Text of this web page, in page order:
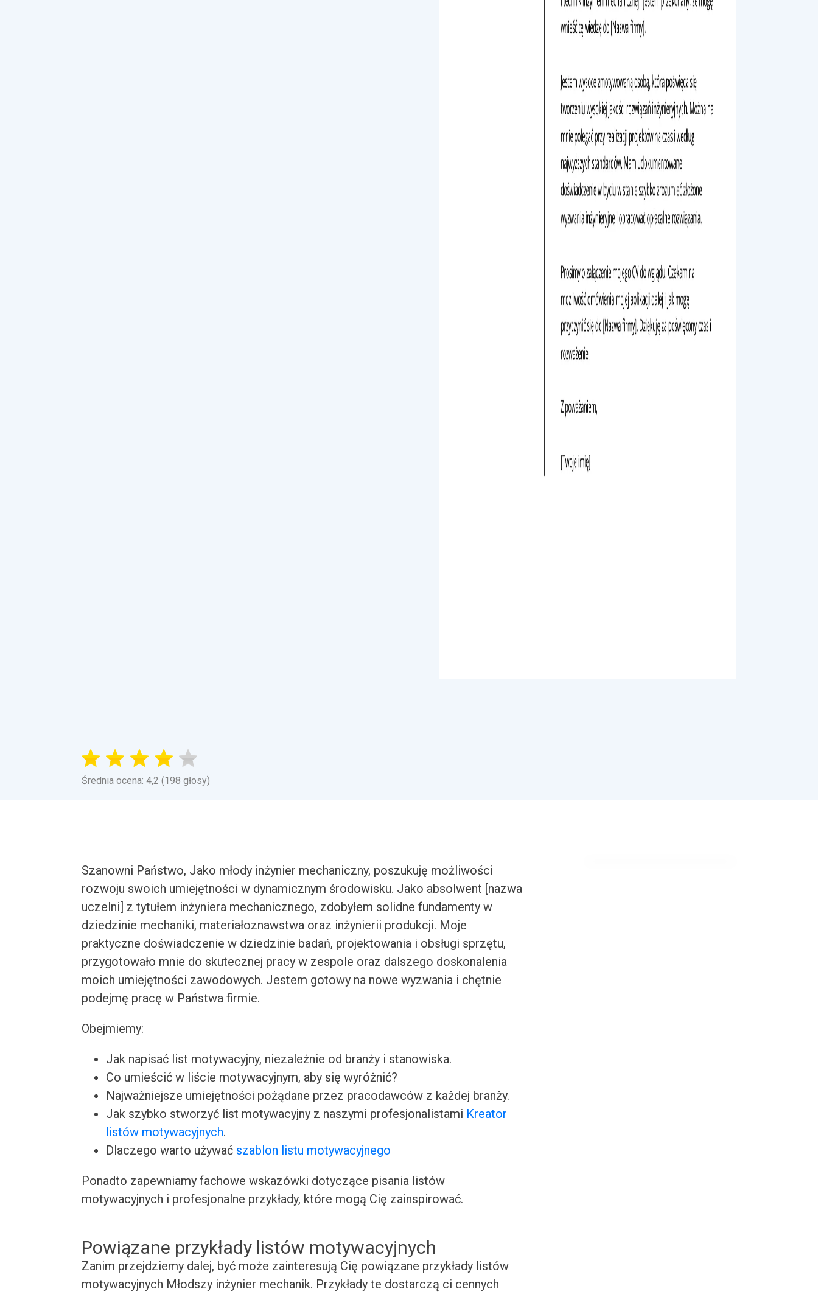
Średnia ocena: 4,2 (198 głosy)
Szanowni Państwo, Jako młody inżynier mechaniczny, poszukuję możliwości
rozwoju swoich umiejętności w dynamicznym środowisku. Jako absolwent [nazwa
uczelni] z tytułem inżyniera mechanicznego, zdobyłem solidne fundamenty w
dziedzinie mechaniki, materiałoznawstwa oraz inżynierii produkcji. Moje
praktyczne doświadczenie w dziedzinie badań, projektowania i obsługi sprzętu,
przygotowało mnie do skutecznej pracy w zespole oraz dalszego doskonalenia
moich umiejętności zawodowych. Jestem gotowy na nowe wyzwania i chętnie
podejmę pracę w Państwa firmie.
Obejmiemy:
Jak napisać list motywacyjny, niezależnie od branży i stanowiska.
Co umieścić w liście motywacyjnym, aby się wyróżnić?
Najważniejsze umiejętności pożądane przez pracodawców z każdej branży.
Jak szybko stworzyć list motywacyjny z naszymi profesjonalistami Kreator
listów motywacyjnych.
Dlaczego warto używać szablon listu motywacyjnego
Ponadto zapewniamy fachowe wskazówki dotyczące pisania listów
motywacyjnych i profesjonalne przykłady, które mogą Cię zainspirować.
Powiązane przykłady listów motywacyjnych
Zanim przejdziemy dalej, być może zainteresują Cię powiązane przykłady listów
motywacyjnych Młodszy inżynier mechanik. Przykłady te dostarczą ci cennych